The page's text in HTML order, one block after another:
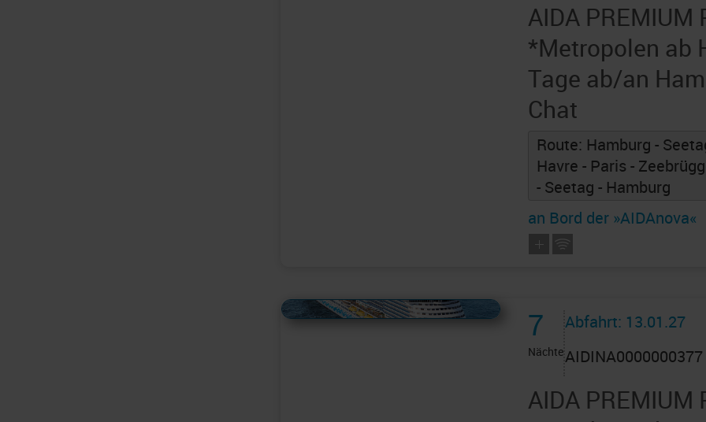
AIDA PREMIUM
*Metropolen ab
Tage ab/an
Chat
Route: Hamburg -
Havre - Paris -
- Seetag - Hamburg
an Bord der »AIDAnova«
Alles Bildmaterial von AIDAcruises ist ©AIDAcruises
7
Nächte
Abfahrt: 13.01.27
AIDINA0000000377
AIDA